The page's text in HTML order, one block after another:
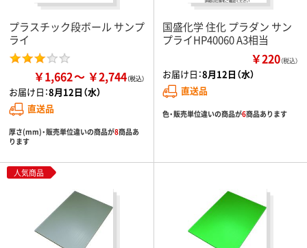
プラスチック段ボール サンプ
ライ
￥1,662 ￥2,744
お届け日：8月12日（水）
直送品
厚さ(mm)・販売単位違いの商品が8商品あ
ります
国盛化学 住化 プラダン サン
プライHP40060 A3相当
￥220（税込）
お届け日：8月12日（水）
直送品
色・販売単位違いの商品が6商品あります
人気商品